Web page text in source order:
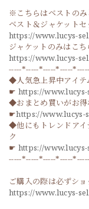
※こちらはベストのみ
ベスト＆ジャケット
https://www.lucys-
ジャケットのみはこち
https://www.lucys-
-----*-----*-----*-----
◆人気急上昇中アイ
☛ https://www.lucys-
◆おまとめ買いがお得
☛https://www.lucys-
◆他にもトレンドアイ
ク
☛ https://www.lucys-
-----*-----*-----*-----
ご購入の際は必ずシ
https://www.lucys-